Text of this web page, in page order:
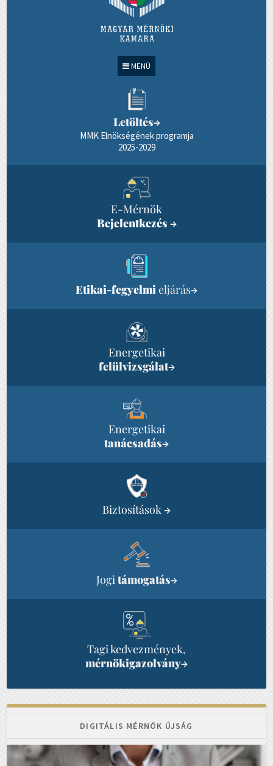
MENÜ
Letöltés→
MMK Elnökségének programja
2025-2029
E-Mérnök
Bejelentkezés →
Etikai-fegyelmieljárás→
Energetikai
felülvizsgálat→
Energetikai
tanácsadás→
Biztosítások→
Jogitámogatás→
Tagi kedvezmények,
mérnökigazolvány→
DIGITÁLIS MÉRNÖK ÚJSÁG